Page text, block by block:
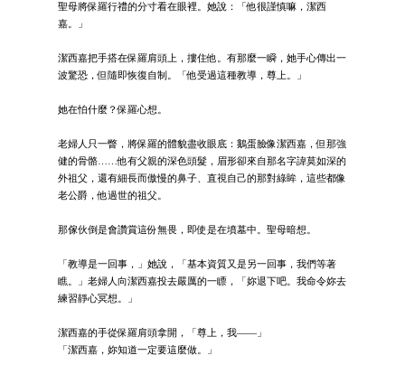
聖母將保羅行禮的分寸看在眼裡。她說：「他很謹慎嘛，潔西
嘉。」
潔西嘉把手搭在保羅肩頭上，摟住他。有那麼一瞬，她手心傳出一
波驚恐，但隨即恢復自制。「他受過這種教導，尊上。」
她在怕什麼？保羅心想。
老婦人只一瞥，將保羅的體貌盡收眼底：鵝蛋臉像潔西嘉，但那強
健的骨骼……他有父親的深色頭髮，眉形卻來自那名字諱莫如深的
外祖父，還有細長而傲慢的鼻子、直視自己的那對綠眸，這些都像
老公爵，他過世的祖父。
那傢伙倒是會讚賞這份無畏，即使是在墳墓中。聖母暗想。
「教導是一回事，」她說，「基本資質又是另一回事，我們等著
瞧。」老婦人向潔西嘉投去嚴厲的一瞟，「妳退下吧。我命令妳去
練習靜心冥想。」
潔西嘉的手從保羅肩頭拿開，「尊上，我——」
「潔西嘉，妳知道一定要這麼做。」